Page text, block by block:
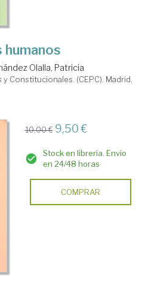
Olalla, Patricia
Constitucionales. (CEPC). Madrid,
10,00 € 9,50 €
Stock en librería. Envío
en 24/48 horas
COMPRAR